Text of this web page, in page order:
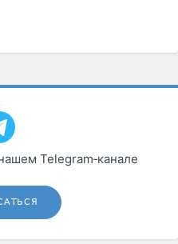
Telegram‑канале